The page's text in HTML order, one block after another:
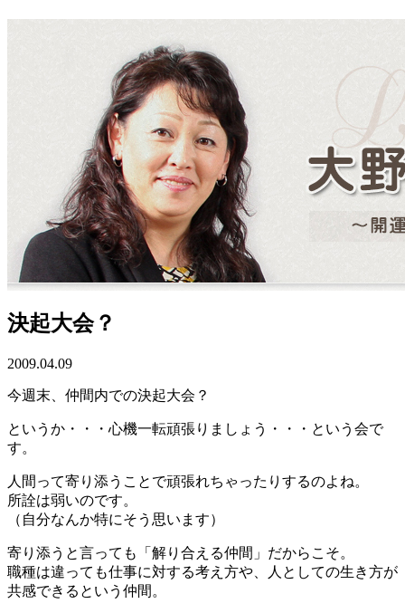
決起大会？
2009.04.09
今週末、仲間内での決起大会？
というか・・・心機一転頑張りましょう・・・という会で
す。
人間って寄り添うことで頑張れちゃったりするのよね。
所詮は弱いのです。
（自分なんか特にそう思います）
寄り添うと言っても「解り合える仲間」だからこそ。
職種は違っても仕事に対する考え方や、人としての生き方が
共感できるという仲間。